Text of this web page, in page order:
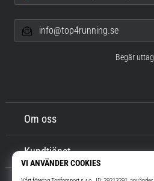
Om oss
Kundtjänst
info@top4running.se
Begär uttag